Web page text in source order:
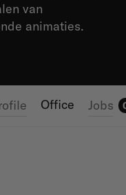
van
animaties.
Office Jobs